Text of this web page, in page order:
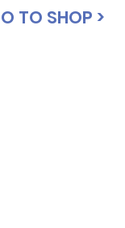
TO SHOP >